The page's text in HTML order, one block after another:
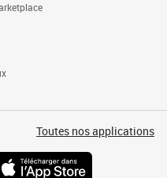
Toutes nos applications